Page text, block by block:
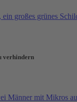
verhindern